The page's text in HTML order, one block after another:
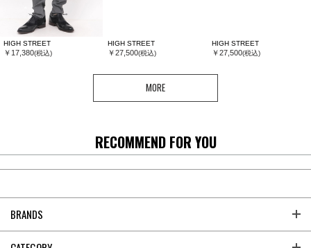
HIGH STREET
￥17,380(税込)
HIGH STREET
￥27,500(税込)
HIGH STREET
￥27,500(税込)
MORE
RECOMMEND FOR YOU
BRANDS